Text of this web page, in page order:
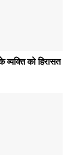
व्यक्ति को हिरासत